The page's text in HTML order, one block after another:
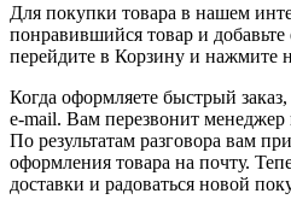
Для покупки товара в нашем
понравившийся товар и добавьте
перейдите в Корзину и нажмите
Когда оформляете быстрый
e-mail. Вам перезвонит менеджер
По результатам разговора вам
оформления товара на почту.
доставки и радоваться новой